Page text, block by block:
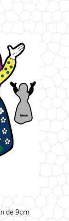
de 9cm